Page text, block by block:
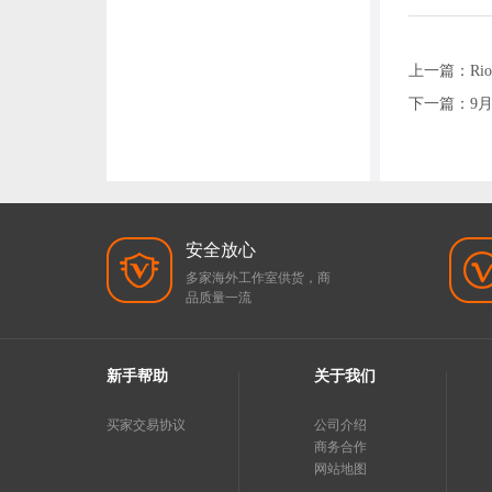
上一篇：
下一篇： 9
安全放心
多家海外工作室供货，商
品质量一流
新手帮助
买家交易协议
关于我们
公司介绍
商务合作
网站地图